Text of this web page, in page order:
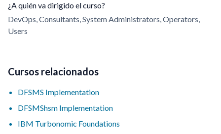
¿A quién va dirigido el curso?
DevOps, Consultants, System Administrators, Operators,
Users
Cursos relacionados
DFSMS Implementation
DFSMShsm Implementation
IBM Turbonomic Foundations